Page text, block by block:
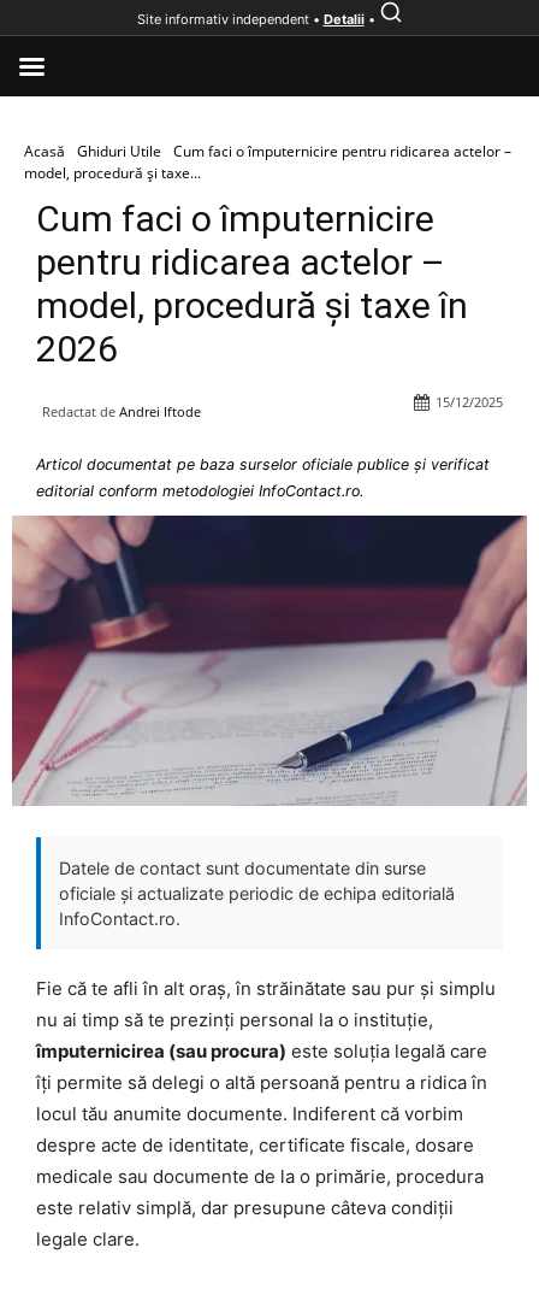
Acasă Ghiduri Utile
Cum faci o împuternicire pentru ridicarea actelor –
model, procedură și taxe...
Cum faci o împuternicire
pentru ridicarea actelor –
model, procedură și taxe în
2026
Redactat de Andrei Iftode
15/12/2025
Articol documentat pe baza surselor oficiale publice și verificat
editorial conform metodologiei InfoContact.ro.
Datele de contact sunt documentate din surse
oficiale și actualizate periodic de echipa editorială
InfoContact.ro.
Fie că te afli în alt oraș, în străinătate sau pur și simplu
nu ai timp să te prezinți personal la o instituție,
împuternicirea (sau procura) este soluția legală care
îți permite să delegi o altă persoană pentru a ridica în
locul tău anumite documente. Indiferent că vorbim
despre acte de identitate, certificate fiscale, dosare
medicale sau documente de la o primărie, procedura
este relativ simplă, dar presupune câteva condiții
legale clare.
Site informativ independent • Detalii•